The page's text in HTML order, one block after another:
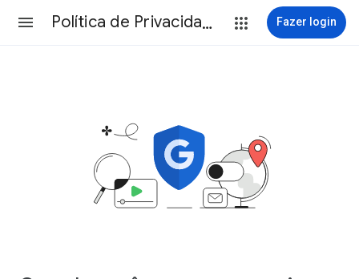
Política de Privacidade Fazer login